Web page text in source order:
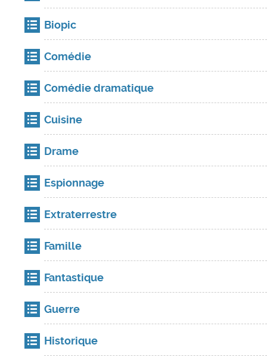
Biopic
Comédie
Comédie dramatique
Cuisine
Drame
Espionnage
Extraterrestre
Famille
Fantastique
Guerre
Historique